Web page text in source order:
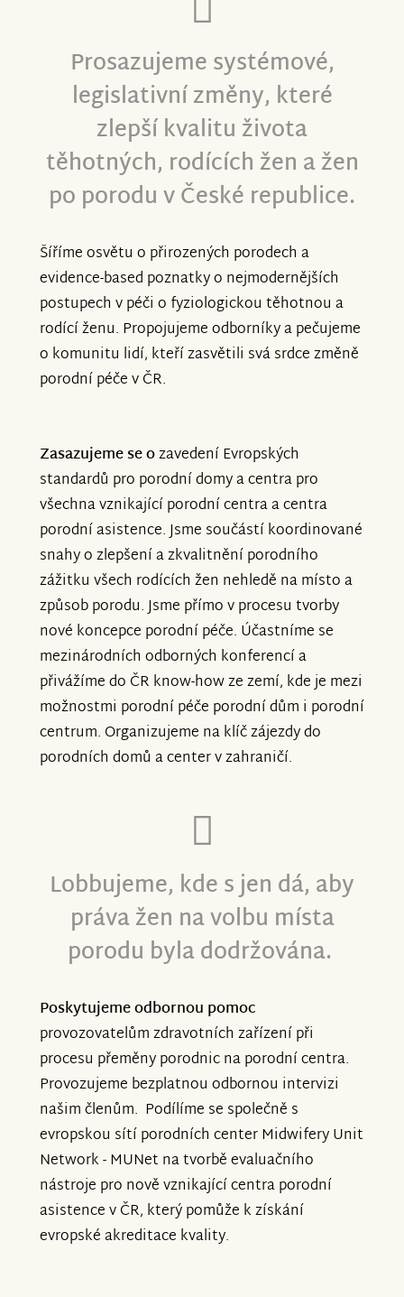
Prosazujeme systémové,
legislativní změny, které
zlepší kvalitu života
těhotných, rodících žen a žen
po porodu v České republice.
Šíříme osvětu o přirozených porodech a
evidence-based poznatky o nejmodernějších
postupech v péči o fyziologickou těhotnou a
rodící ženu. Propojujeme odborníky a pečujeme
o komunitu lidí, kteří zasvětili svá srdce změně
porodní péče v ČR.
Zasazujeme se ozavedení Evropských
standardů pro porodní domy a centra pro
všechna vznikající porodní centra a centra
porodní asistence. Jsme součástí koordinované
snahy o zlepšení a zkvalitnění porodního
zážitku všech rodících žen nehledě na místo a
způsob porodu. Jsme přímo v procesu tvorby
nové koncepce porodní péče. Účastníme se
mezinárodních odborných konferencí a
přivážíme do ČR know-how ze zemí, kde je mezi
možnostmi porodní péče porodní dům i porodní
centrum. Organizujeme na klíč zájezdy do
porodních domů a center v zahraničí.
Lobbujeme, kde s jen dá, aby
práva žen na volbu místa
porodu byla dodržována.
Poskytujeme odbornou pomoc
provozovatelům zdravotních zařízení při
procesu přeměny porodnic na porodní centra.
Provozujeme bezplatnou odbornou intervizi
našim členům. Podílíme se společně s
evropskou sítí porodních center Midwifery Unit
Network - MUNet na tvorbě evaluačního
nástroje pro nově vznikající centra porodní
asistence v ČR, který pomůže k získání
evropské akreditace kvality.